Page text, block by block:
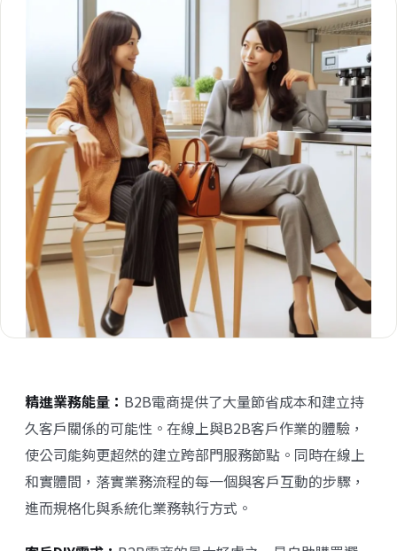
精進業務能量： B2B電商提供了大量節省成本和建立持
久客戶關係的可能性。在線上與B2B客戶作業的體驗，
使公司能夠更超然的建立跨部門服務節點。同時在線上
和實體間，落實業務流程的每一個與客戶互動的步驟，
進而規格化與系統化業務執行方式。